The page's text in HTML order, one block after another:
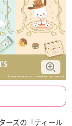
ーズの「ティール